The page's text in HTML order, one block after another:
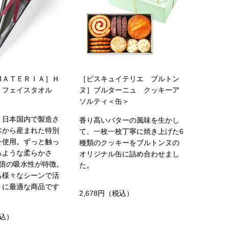
ＴＥＲＩＡ］Ｈ
ェイスタオル
本国内で製造さ
ら産まれた特別
用。ずっと触っ
うな柔らかさ
の吸水性が特徴。
々なシーンで活
最適な商品です
）
［ビスキュイテリエ ブルトン
ヌ］ブルターニュ クッキーア
ソルティ＜缶＞
香り高いバターの風味を生かし
て、一枚一枚丁寧に焼き上げた6
種類のクッキーをブルトンヌの
オリジナル缶に詰め合わせまし
た。
2,678円 （税込）